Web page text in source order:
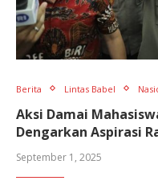
Berita Lintas Babel
Aksi Damai
Dengarkan Aspirasi
September 1, 2025